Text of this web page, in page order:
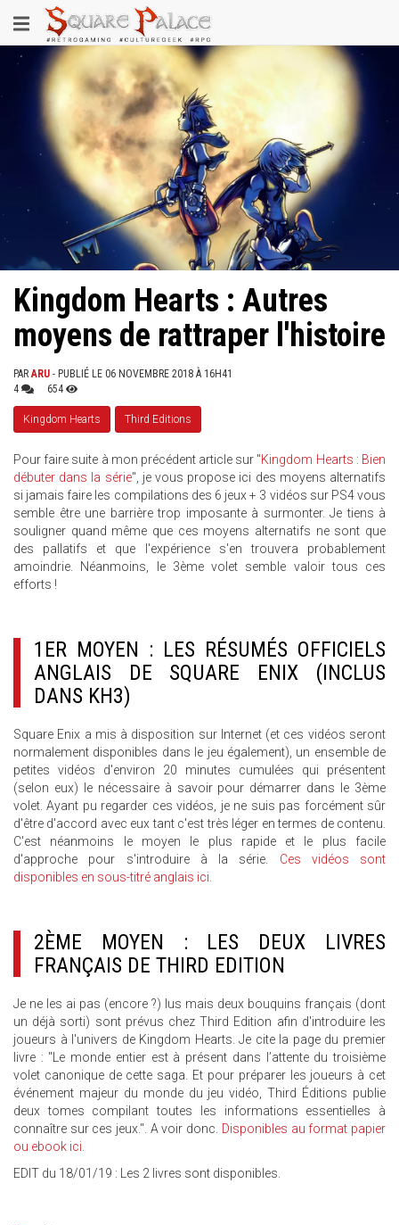
au
contenu
principal
Toggle
navigation
Kingdom Hearts : Autres
moyens de rattraper l'histoire
PARARU - PUBLIÉ LE 06 NOVEMBRE 2018 À 16H41
4
654
Kingdom Hearts Third Editions
Pour faire suite à mon précédent article sur "Kingdom Hearts : Bien
débuter dans la série", je vous propose ici des moyens alternatifs
si jamais faire les compilations des 6 jeux + 3 vidéos sur PS4 vous
semble être une barrière trop imposante à surmonter. Je tiens à
souligner quand même que ces moyens alternatifs ne sont que
des pallatifs et que l'expérience s'en trouvera probablement
amoindrie. Néanmoins, le 3ème volet semble valoir tous ces
efforts !
1ER MOYEN : LES RÉSUMÉS OFFICIELS
ANGLAIS DE SQUARE ENIX (INCLUS
DANS KH3)
Square Enix a mis à disposition sur Internet (et ces vidéos seront
normalement disponibles dans le jeu également), un ensemble de
petites vidéos d'environ 20 minutes cumulées qui présentent
(selon eux) le nécessaire à savoir pour démarrer dans le 3ème
volet. Ayant pu regarder ces vidéos, je ne suis pas forcément sûr
d'être d'accord avec eux tant c'est très léger en termes de contenu.
C'est néanmoins le moyen le plus rapide et le plus facile
d'approche pour s'introduire à la série. Ces vidéos sont
disponibles en sous-titré anglais ici.
2ÈME MOYEN : LES DEUX LIVRES
FRANÇAIS DE THIRD EDITION
Je ne les ai pas (encore ?) lus mais deux bouquins français (dont
un déjà sorti) sont prévus chez Third Edition afin d'introduire les
joueurs à l'univers de Kingdom Hearts. Je cite la page du premier
livre : "Le monde entier est à présent dans l’attente du troisième
volet canonique de cette saga. Et pour préparer les joueurs à cet
événement majeur du monde du jeu vidéo, Third Éditions publie
deux tomes compilant toutes les informations essentielles à
connaître sur ces jeux.". A voir donc. Disponibles au format papier
ou ebook ici.
EDIT du 18/01/19 : Les 2 livres sont disponibles.